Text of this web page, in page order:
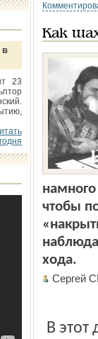
в
23
Как
намного
чтобы
хода.
Сергей
В этот